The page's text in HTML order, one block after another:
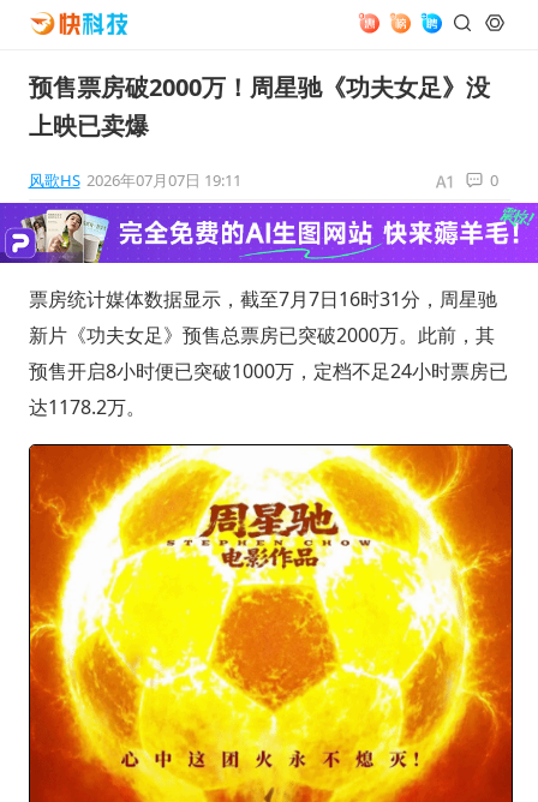
预售票房破2000万！周星驰《功夫女足》没
上映已卖爆
风歌HS 2026年07月07日 19:11 0
票房统计媒体数据显示，截至7月7日16时31分，周星驰
新片《功夫女足》预售总票房已突破2000万。此前，其
预售开启8小时便已突破1000万，定档不足24小时票房已
达1178.2万。